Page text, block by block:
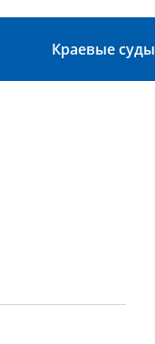
Краевые суды